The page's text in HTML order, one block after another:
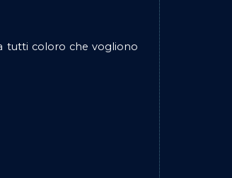
tutti coloro che vogliono